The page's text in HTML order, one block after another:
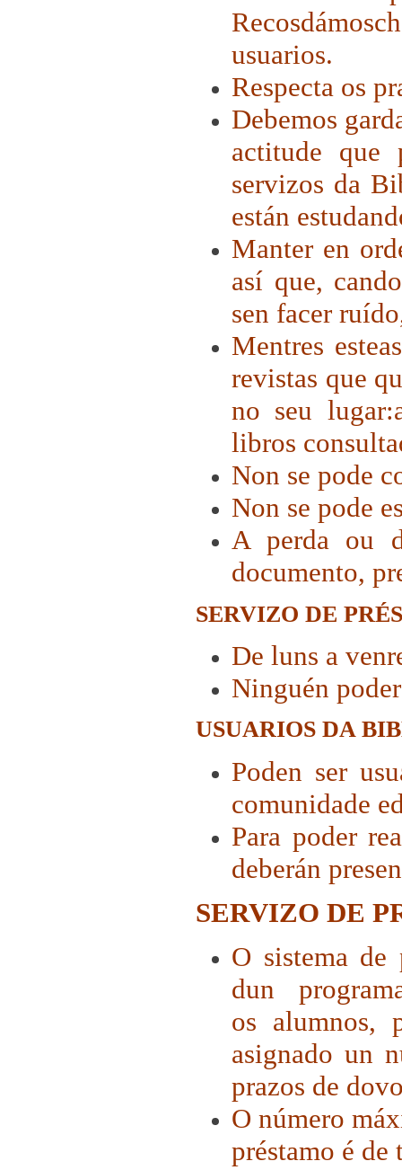
usuarios.
Respecta os
Debemos
actitude que
servizos da
están
Manter en
así que,
sen facer
Mentres
revistas que
no seu
libros
Non se pode
Non se pode
A perda ou
documento,
SERVIZO DE
De luns a
Ninguén
USUARIOS DA
Poden ser
comunidade
Para poder
deberán
SERVIZO DE
O sistema de
dun
os alumnos,
asignado un
prazos de
O número
préstamo é de